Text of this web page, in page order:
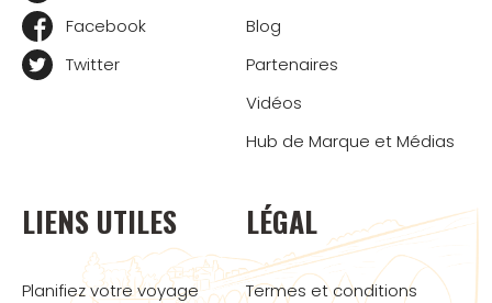
Facebook
Twitter
Blog
Partenaires
Vidéos
Hub de Marque et Médias
LIENS UTILES
Planifiez votre voyage
LÉGAL
Termes et conditions